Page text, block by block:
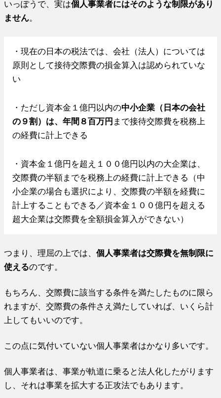
いっぽうで、実は個人事業者にはそのような制限があり
ません。
・現在の日本の税法では、会社（法人）については
原則として接待交際費の損金算入は認められていな
い
・ただし資本金１億円以内の中小企業（日本の会社
の９割）は、年間８百万円 まで接待交際費を税務上
の経費に計上できる
・資本金１億円を超え１００億円以内の大企業は、
交際費の半額までを税務上の経費に計上できる（中
小企業の場合も選択により、交際費の半額を経費に
計上することもできる／資本金１００億円を超える
超大企業は交際費を全額損金算入ができない）
つまり、理屈の上では、個人事業者は交際費を無制限に
使えるのです。
もちろん、交際費に該当する条件を満たしたものに限ら
れますが、交際費の条件さえ満たしていれば、いくら計
上してもいいのです。
この点に気付いていない個人事業者はかなり多いです。
個人事業者は、事業が軌道に乗ると法人化したがります
し、それは事業を拡大する正攻法でもあります。